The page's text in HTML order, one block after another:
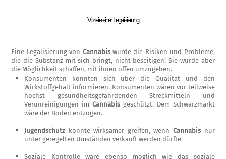
Vorteile einer Legalisierung
Eine Legalisierung von Cannabiswürde die Risiken und Probleme,
die die Substanz mit sich bringt, nicht beseitigen! Sie würde aber
die Möglichkeit schaffen, mit ihnen offen umzugehen.
Konsumenten könnten sich über die Qualität und den
Wirkstoffge­halt informieren. Konsumenten wären vor teilweise
höchst ge­sundheitsgefährdenden Streckmit­teln und
Verunreinigungen im Cannabisgeschützt. Dem Schwarzmarkt
wäre der Boden entzogen.
Jugendschutz könnte wirksamer greifen, wenn Cannabis nur
unter geregelten Umständen verkauft werden dürfte.
Soziale Kontrolle wäre ebenso möglich wie das soziale